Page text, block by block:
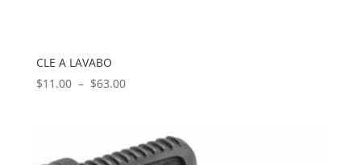
CLE A LAVABO
$11.00 – $63.00Plage
$11.00
à